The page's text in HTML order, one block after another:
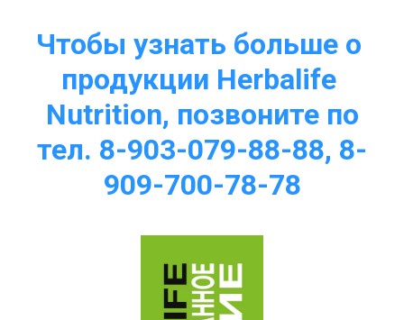
Чтобы узнать больше о
продукции Herbalife
Nutrition, позвоните по
тел. 8-903-079-88-88, 8-
909-700-78-78